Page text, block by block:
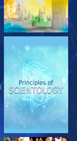
UTFORSK SERIEN